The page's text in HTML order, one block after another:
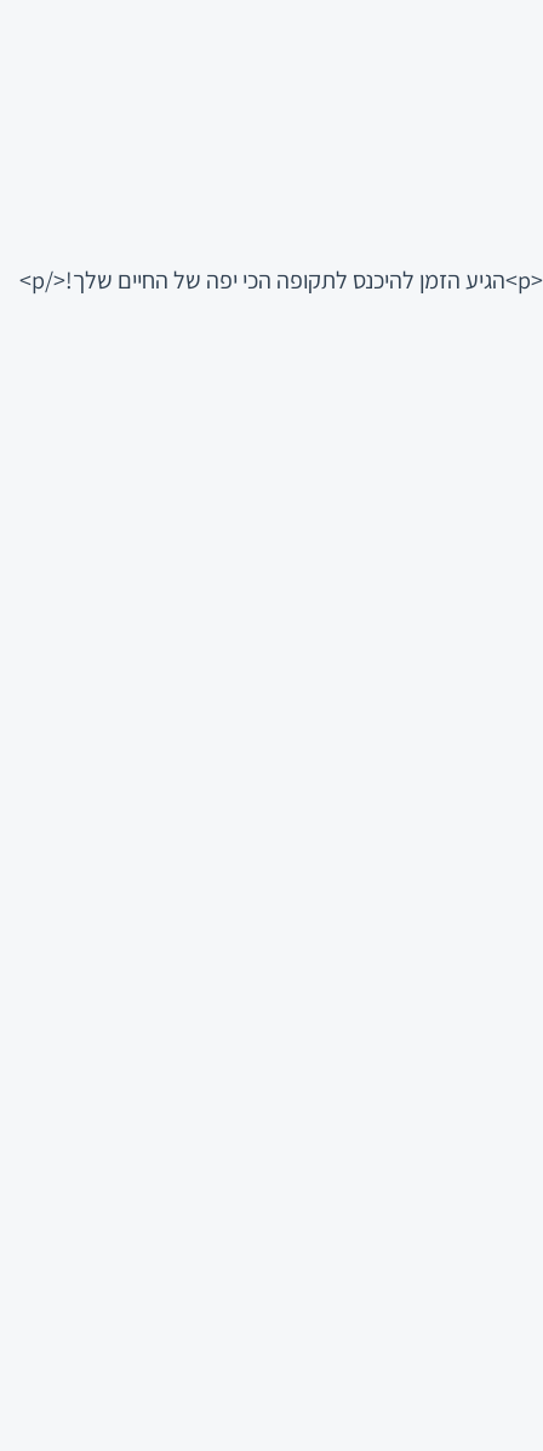
<p>הגיע הזמן להיכנס לתקופה הכי יפה של החיים שלך!</p>